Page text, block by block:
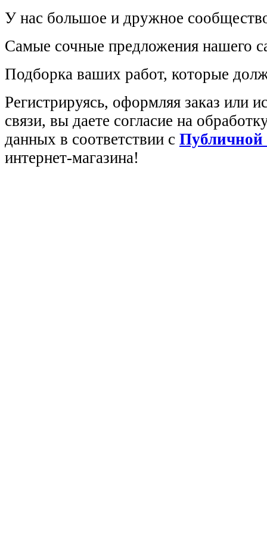
У нас большое и дружное
Самые сочные предложения нашего
Подборка ваших работ, которые
Регистрируясь, оформляя заказ или
связи, вы даете согласие на
данных в соответствии с Публичной
интернет-магазина!